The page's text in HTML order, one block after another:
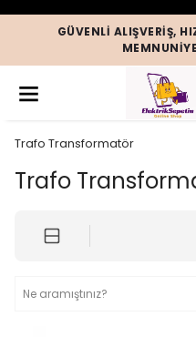
GÜVENLI ALIŞVERIŞ,
Trafo Transformatör
Trafo